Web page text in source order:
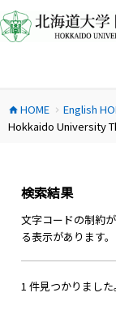
ン
テ
ス
キ
home HOME chevron_right English
Hokkaido University
検索結果
文字コードの制約
る表示があります
1 件見つかりました。